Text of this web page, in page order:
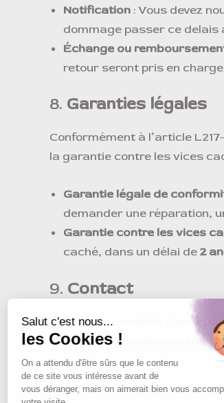
Notification : Vous devez
dommage passer ce delais
Échange ou
retour seront pris en
8. Garanties légales
Conformément à l’article
la garantie contre les vices
Garantie légale de
demander une réparation,
Garantie contre les vices
caché, dans un délai de2
9. Contact
Pour toute question